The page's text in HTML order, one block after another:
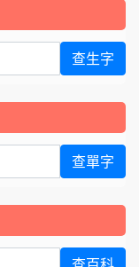
查生字
查單字